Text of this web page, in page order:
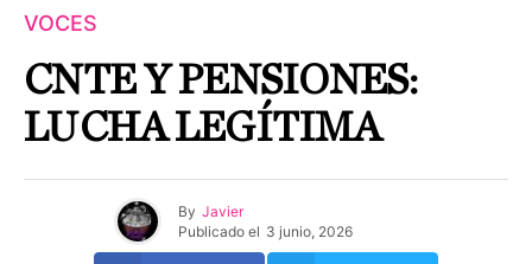
VOCES
CNTE Y PENSIONES:
LUCHA LEGÍTIMA
By Javier
Publicado el 3 junio, 2026